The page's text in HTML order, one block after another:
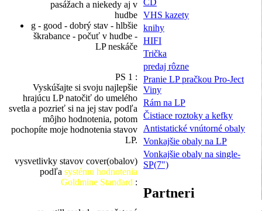
pasážach a niekedy aj v
hudbe
g - good - dobrý stav - hlbšie
škrabance - počuť v hudbe -
LP neskáče
PS 1 :
Vyskúšajte si svoju najlepšie
hrajúcu LP natočiť do umelého
svetla a pozrieť si na jej stav podľa
môjho hodnotenia, potom
pochopíte moje hodnotenia stavov
LP.
vysvetlivky stavov cover(obalov)
podľa systému hodnotenia
Goldmine Standard :
CD
VHS kazety
knihy
HIFI
Trička
predaj rôzne
Pranie LP pračkou Pro-Ject
Viny
Rám na LP
Čistiace roztoky a kefky
Antistatické vnútorné obaly
Vonkajšie obaly na LP
Vonkajšie obaly na single-
SP(7")
Partneri